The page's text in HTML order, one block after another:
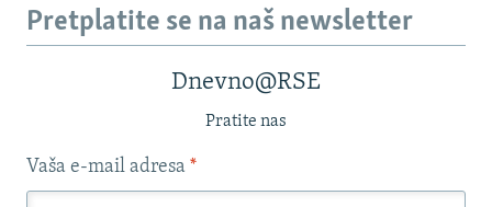
Pretplatite se na naš newsletter
Dnevno@RSE
Pratite nas
Vaša e-mail adresa *